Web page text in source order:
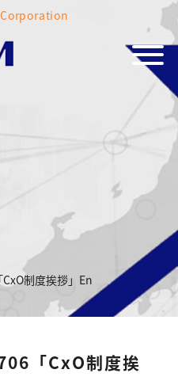
制度挨拶」En
「CxO制度挨